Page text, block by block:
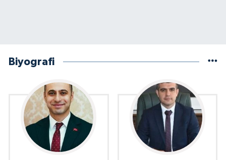
Biyografi